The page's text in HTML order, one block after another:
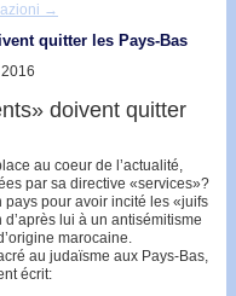
→
quitter les Pays-Bas
doivent quitter
au coeur de l’actualité,
par sa directive «services»?
pays pour avoir incité les «juifs
lui à un antisémitisme
marocaine.
au judaïsme aux Pays-Bas,
écrit: